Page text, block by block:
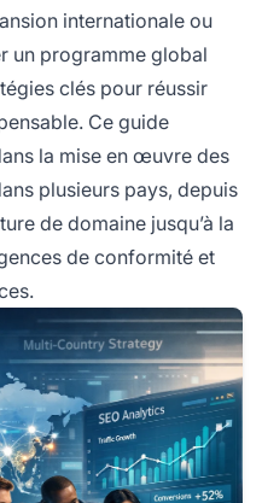
internationale ou
un programme global
clés pour réussir
Ce guide
la mise en œuvre des
plusieurs pays, depuis
de domaine jusqu’à la
de conformité et